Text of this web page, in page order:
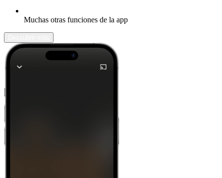
Muchas otras funciones de la app